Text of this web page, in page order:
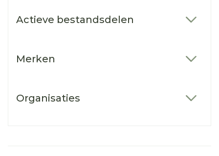
Actieve bestandsdelen
Merken
Organisaties